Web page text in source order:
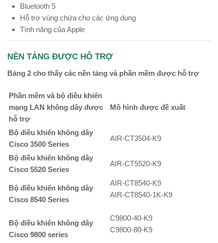
Bluetooth 5
Hỗ trợ vùng chứa cho các ứng dụng
Tính năng của Apple
NỀN TẢNG ĐƯỢC HỖ TRỢ
Bảng 2 cho thấy các nền tảng và phần mềm được hỗ trợ
Phần mềm và bộ điều khiển
mạng LAN không dây được
hỗ trợ
Mô hình được đề xuất
Bộ điều khiển không dây
Cisco 3500 Series
AIR-CT3504-K9
Bộ điều khiển không dây
Cisco 5520 Series
AIR-CT5520-K9
Bộ điều khiển không dây
Cisco 8540 Series
AIR-CT8540-K9
AIR-CT8540-1K-K9
Bộ điều khiển không dây
Cisco 9800 series
C9800-40-K9
C9800-80-K9